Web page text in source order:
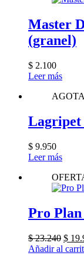
Master
(granel)
$ 2.100
Leer más
Lagripet
$ 9.950
Leer más
Pro Plan
$23.240 El
$
Añadir al